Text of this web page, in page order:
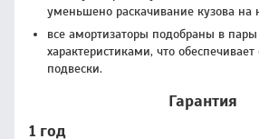
уменьшено раскачивание кузова на
все амортизаторы подобраны в
характеристиками, что
подвески.
Гарантия
1 год